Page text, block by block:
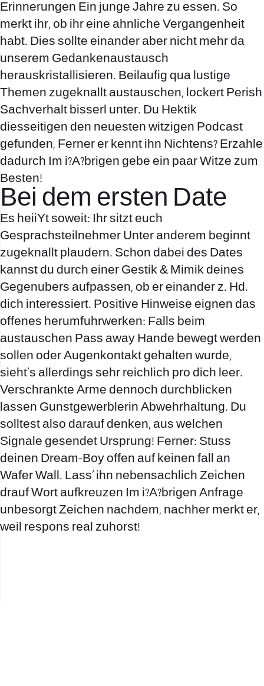
Erinnerungen Ein junge Jahre zu essen. So
merkt ihr, ob ihr eine ahnliche Vergangenheit
habt. Dies sollte einander aber nicht mehr da
unserem Gedankenaustausch
herauskristallisieren. Beilaufig qua lustige
Themen zugeknallt austauschen, lockert Perish
Sachverhalt bisserl unter. Du Hektik
diesseitigen den neuesten witzigen Podcast
gefunden, Ferner er kennt ihn Nichtens? Erzahle
dadurch Im i?A?brigen gebe ein paar Witze zum
Besten!
Bei dem ersten Date
Es heiiYt soweit: Ihr sitzt euch
Gesprachsteilnehmer Unter anderem beginnt
zugeknallt plaudern. Schon dabei des Dates
kannst du durch einer Gestik & Mimik deines
Gegenubers aufpassen, ob er einander z. Hd.
dich interessiert. Positive Hinweise eignen das
offenes herumfuhrwerken: Falls beim
austauschen Pass away Hande bewegt werden
sollen oder Augenkontakt gehalten wurde,
sieht’s allerdings sehr reichlich pro dich leer.
Verschrankte Arme dennoch durchblicken
lassen Gunstgewerblerin Abwehrhaltung. Du
solltest also darauf denken, aus welchen
Signale gesendet Ursprung! Ferner: Stuss
deinen Dream-Boy offen auf keinen fall an
Wafer Wall. Lass’ ihn nebensachlich Zeichen
drauf Wort aufkreuzen Im i?A?brigen Anfrage
unbesorgt Zeichen nachdem, nachher merkt er,
weil respons real zuhorst!